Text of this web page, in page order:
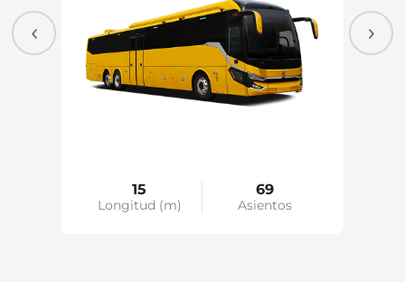
15
Longitud (m)
69
Asientos